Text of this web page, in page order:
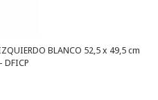
BLANCO 52,5 x 49,5 cm
DFICP